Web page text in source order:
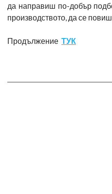
да направиш по-добър
производството, да се
Продължение ТУК